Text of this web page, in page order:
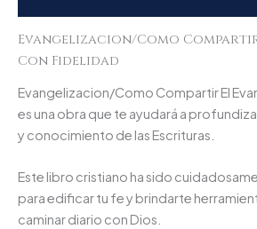
Evangelizacion/Como
Con Fidelidad
Evangelizacion/Como Compartir El
es una obra que te ayudará a
y conocimiento de las Escrituras.
Este libro cristiano ha sido
para edificar tu fe y brindarte
caminar diario con Dios.